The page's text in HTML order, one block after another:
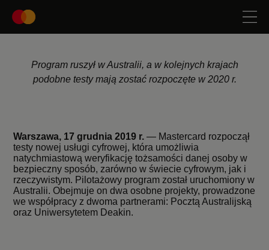
Program ruszył w Australii, a w kolejnych krajach
podobne testy mają zostać rozpoczęte w 2020 r.
Warszawa, 17 grudnia 2019 r.— Mastercard rozpoczął
testy nowej usługi cyfrowej, która umożliwia
natychmiastową weryfikację tożsamości danej osoby w
bezpieczny sposób, zarówno w świecie cyfrowym, jak i
rzeczywistym. Pilotażowy program został uruchomiony w
Australii. Obejmuje on dwa osobne projekty, prowadzone
we współpracy z dwoma partnerami: Pocztą Australijską
oraz Uniwersytetem Deakin.